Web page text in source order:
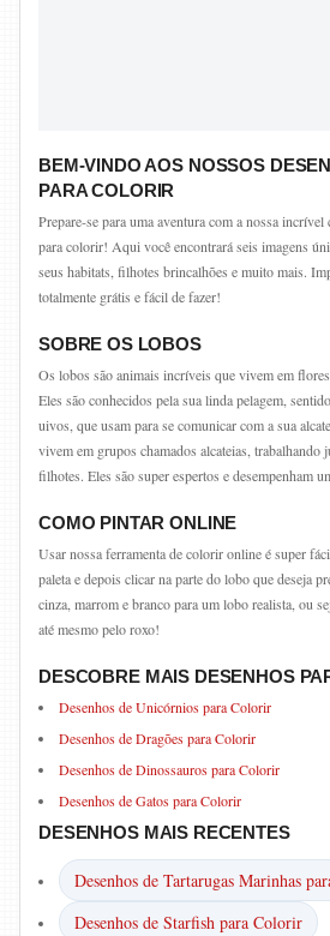
BEM-VINDO AOS NOSSOS
PARA COLORIR
Prepare-se para uma aventura com a nossa incrível
para colorir! Aqui você encontrará seis imagens
seus habitats, filhotes brincalhões e muito mais.
totalmente grátis e fácil de fazer!
SOBRE OS LOBOS
Os lobos são animais incríveis que vivem em
Eles são conhecidos pela sua linda pelagem,
uivos, que usam para se comunicar com a sua
vivem em grupos chamados alcateias, trabalhando
filhotes. Eles são super espertos e desempenham
COMO PINTAR ONLINE
Usar nossa ferramenta de colorir online é super
paleta e depois clicar na parte do lobo que deseja
cinza, marrom e branco para um lobo realista, ou
até mesmo pelo roxo!
DESCOBRE MAIS DESENHOS
Desenhos de Unicórnios para Colorir
Desenhos de Dragões para Colorir
Desenhos de Dinossauros para Colorir
Desenhos de Gatos para Colorir
DESENHOS MAIS RECENTES
Desenhos de Tartarugas Marinhas
Desenhos de Starfish para Colorir